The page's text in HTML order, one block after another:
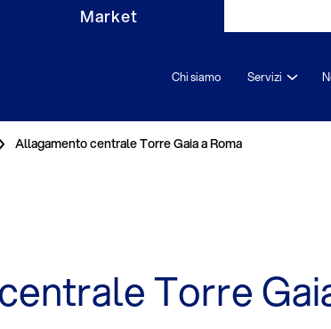
Market
Chi siamo Servizi
Allagamento centrale Torre Gaia a Roma
Torre